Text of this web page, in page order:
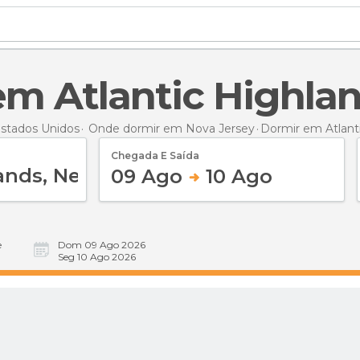
Atlantic
Unidos Onde dormir em Nova Jersey Dormir em
Chegada E Saída
09 Ago 10 Ago
Dom 09 Ago 2026
Seg 10 Ago 2026